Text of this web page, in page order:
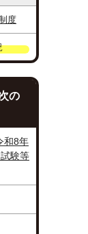
度
の
和8年
験等